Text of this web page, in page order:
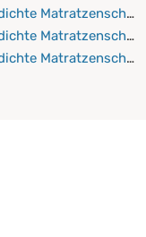
cm
cm
cm